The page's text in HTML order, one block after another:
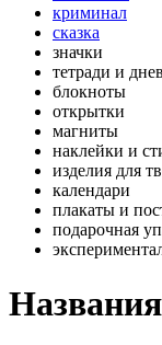
криминал
сказка
значки
тетради и
блокноты
открытки
магниты
наклейки и
изделия для
календари
плакаты и
подарочная
Названия